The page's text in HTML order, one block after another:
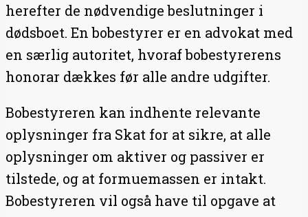
herefter de nødvendige beslutninger i
dødsboet. En bobestyrer er en advokat med
en særlig autoritet, hvoraf bobestyrerens
honorar dækkes før alle andre udgifter.
Bobestyreren kan indhente relevante
oplysninger fra Skat for at sikre, at alle
oplysninger om aktiver og passiver er
tilstede, og at formuemassen er intakt.
Bobestyreren vil også have til opgave at